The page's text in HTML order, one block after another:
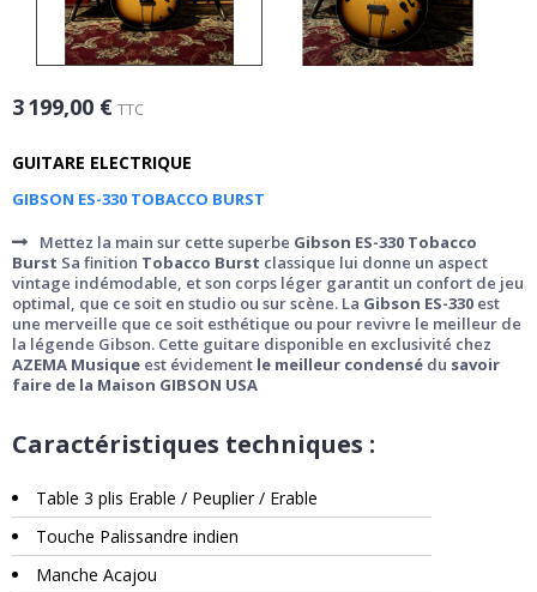
3 199,00 € TTC
GUITARE ELECTRIQUE
GIBSON ES-330 TOBACCO BURST
Mettez la main sur cette superbe Gibson ES-330 Tobacco
Burst Sa finition Tobacco Burst classique lui donne un aspect
vintage indémodable, et son corps léger garantit un confort de jeu
optimal, que ce soit en studio ou sur scène. La Gibson ES-330 est
une merveille que ce soit esthétique ou pour revivre le meilleur de
la légende Gibson. Cette guitare disponible en exclusivité chez
AZEMA Musique est évidement le meilleur condensé du savoir
faire de la Maison GIBSON USA
Caractéristiques techniques :
Table 3 plis Erable / Peuplier / Erable
Touche Palissandre indien
Manche Acajou